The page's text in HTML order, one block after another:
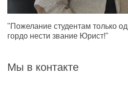
"Пожелание студентам только
гордо нести звание Юрист!"
Мы в контакте